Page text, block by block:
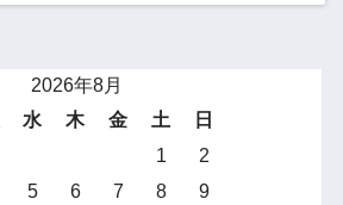
2026年8月
水 木 金 土
日
1
2
5 6 7 8
9